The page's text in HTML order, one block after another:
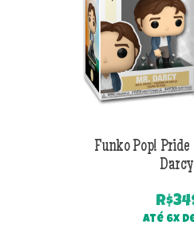
Funko Pop!
R$
Até 6x